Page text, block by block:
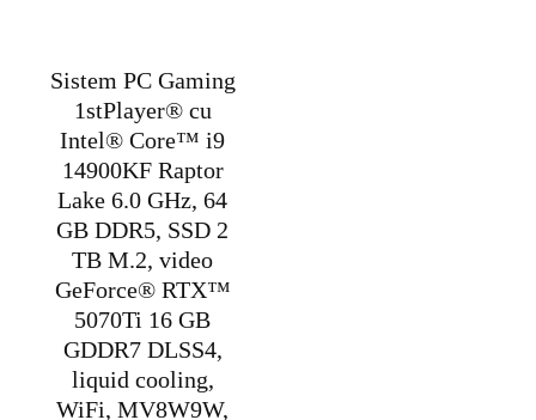
Sistem PC Gaming
1stPlayer® cu
Intel® Core™ i9
14900KF Raptor
Lake 6.0 GHz, 64
GB DDR5, SSD 2
TB M.2, video
GeForce® RTX™
5070Ti 16 GB
GDDR7 DLSS4,
liquid cooling,
WiFi, MV8W9W,